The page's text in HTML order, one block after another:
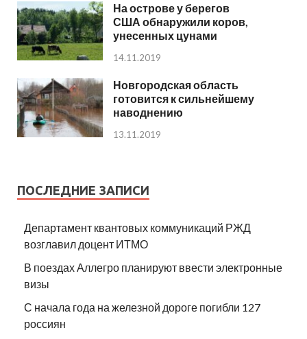
На острове у берегов
США обнаружили коров,
унесенных цунами
14.11.2019
Новгородская область
готовится к сильнейшему
наводнению
13.11.2019
ПОСЛЕДНИЕ ЗАПИСИ
Департамент квантовых коммуникаций РЖД
возглавил доцент ИТМО
В поездах Аллегро планируют ввести электронные
визы
С начала года на железной дороге погибли 127
россиян